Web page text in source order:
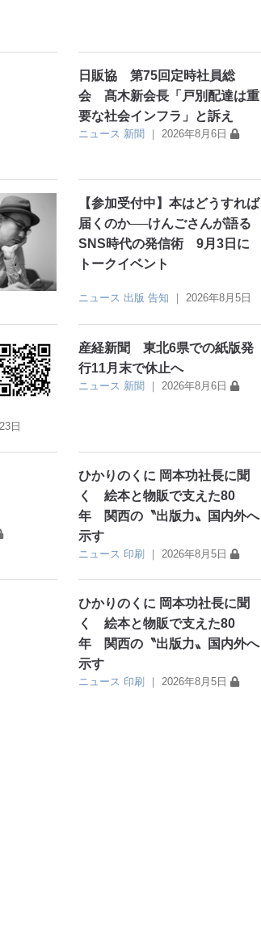
日販協 第75回定時社員総
会 髙木新会長「戸別配達は重
要な社会インフラ」と訴え
ニュース 新聞 ｜2026年8月6日
【参加受付中】本はどうすれば
届くのか──けんごさんが語る
SNS時代の発信術 9月3日に
トークイベント
ニュース 出版 告知 ｜2026年8月5日
日
産経新聞 東北6県での紙版発
行11月末で休止へ
ニュース 新聞 ｜ 2026年8月6日
ひかりのくに 岡本功社長に聞
く 絵本と物販で支えた80
年 関西の〝出版力〟国内外へ
示す
ニュース 印刷 ｜2026年8月5日
ひかりのくに 岡本功社長に聞
く 絵本と物販で支えた80
年 関西の〝出版力〟国内外へ
示す
ニュース 印刷 ｜2026年8月5日